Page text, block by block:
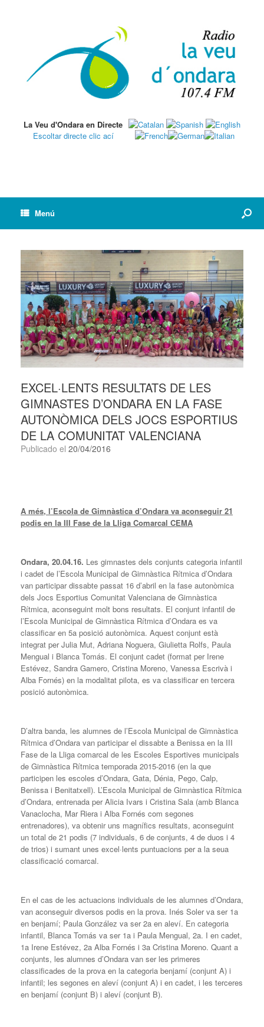
La Veu d'Ondara en Directe
Escoltar directe clic ací
Menú
EXCEL·LENTS RESULTATS DE LES
GIMNASTES D’ONDARA EN LA FASE
AUTONÒMICA DELS JOCS ESPORTIUS
DE LA COMUNITAT VALENCIANA
Publicado el 20/04/2016
A més, l’Escola de Gimnàstica d’Ondara va aconseguir 21
podis en la III Fase de la Lliga Comarcal CEMA
Ondara, 20.04.16. Les gimnastes dels conjunts categoria infantil
i cadet de l’Escola Municipal de Gimnàstica Rítmica d’Ondara
van participar dissabte passat 16 d’abril en la fase autonòmica
dels Jocs Esportius Comunitat Valenciana de Gimnàstica
Rítmica, aconseguint molt bons resultats. El conjunt infantil de
l’Escola Municipal de Gimnàstica Rítmica d’Ondara es va
classificar en 5a posició autonòmica. Aquest conjunt està
integrat per Julia Mut, Adriana Noguera, Giulietta Rolfs, Paula
Mengual i Blanca Tomás. El conjunt cadet (format per Irene
Estévez, Sandra Gamero, Cristina Moreno, Vanessa Escrivà i
Alba Fornés) en la modalitat pilota, es va classificar en tercera
posició autonòmica.
D’altra banda, les alumnes de l’Escola Municipal de Gimnàstica
Rítmica d’Ondara van participar el dissabte a Benissa en la III
Fase de la Lliga comarcal de les Escoles Esportives municipals
de Gimnàstica Rítmica temporada 2015-2016 (en la que
participen les escoles d’Ondara, Gata, Dénia, Pego, Calp,
Benissa i Benitatxell). L’Escola Municipal de Gimnàstica Rítmica
d’Ondara, entrenada per Alicia Ivars i Cristina Sala (amb Blanca
Vanaclocha, Mar Riera i Alba Fornés com segones
entrenadores), va obtenir uns magnífics resultats, aconseguint
un total de 21 podis (7 individuals, 6 de conjunts, 4 de duos i 4
de trios) i sumant unes excel·lents puntuacions per a la seua
classificació comarcal.
En el cas de les actuacions individuals de les alumnes d’Ondara,
van aconseguir diversos podis en la prova. Inés Soler va ser 1a
en benjamí; Paula González va ser 2a en aleví. En categoria
infantil, Blanca Tomás va ser 1a i Paula Mengual, 2a. I en cadet,
1a Irene Estévez, 2a Alba Fornés i 3a Cristina Moreno. Quant a
conjunts, les alumnes d’Ondara van ser les primeres
classificades de la prova en la categoria benjamí (conjunt A) i
infantil; les segones en aleví (conjunt A) i en cadet, i les terceres
en benjamí (conjunt B) i aleví (conjunt B).